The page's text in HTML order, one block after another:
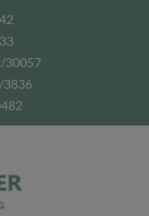
30057
3836